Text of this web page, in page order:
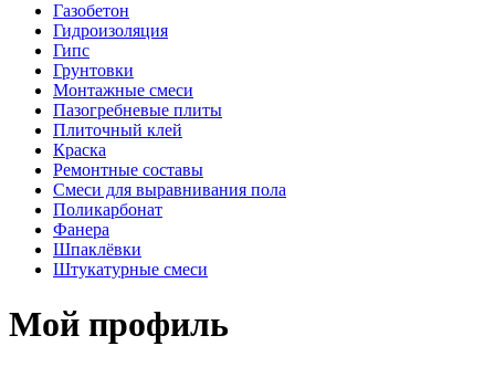
Газобетон
Гидроизоляция
Гипс
Грунтовки
Монтажные смеси
Пазогребневые плиты
Плиточный клей
Краска
Ремонтные составы
Смеси для выравнивания пола
Поликарбонат
Фанера
Шпаклёвки
Штукатурные смеси
Мой профиль